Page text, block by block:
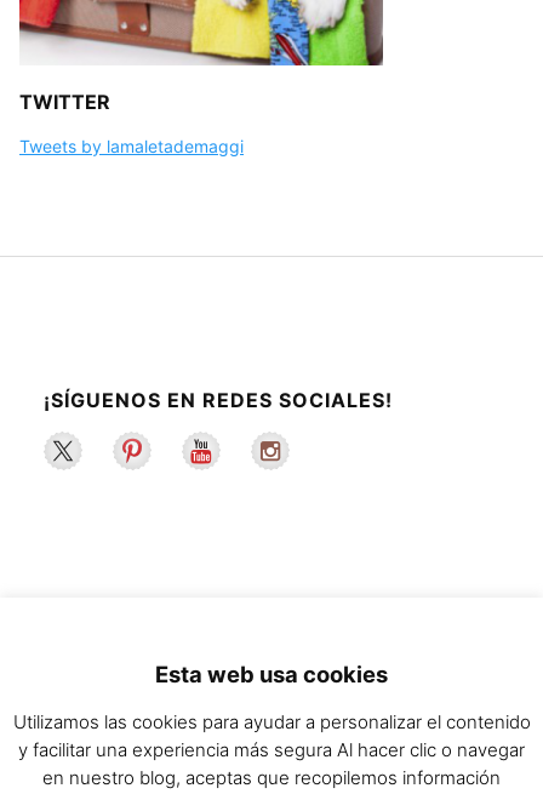
TWITTER
Tweets by lamaletademaggi
¡SÍGUENOS EN REDES SOCIALES!
2022 ©La Maleta de Maggie | Recetas de
Esta web usa cookies
Utilizamos las cookies para ayudar a personalizar el contenido
y facilitar una experiencia más segura Al hacer clic o navegar
en nuestro blog, aceptas que recopilemos información